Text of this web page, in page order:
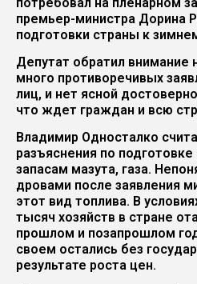
премьер-министра Дорина
подготовки страны к
Депутат обратил внимание
много противоречивых
лиц, и нет ясной
что ждет граждан и всю
Владимир Односталко
разъяснения по
запасам мазута, газа.
дровами после заявления
этот вид топлива. В
тысяч хозяйств в стране
прошлом и позапрошлом
своем остались без
результате роста цен.